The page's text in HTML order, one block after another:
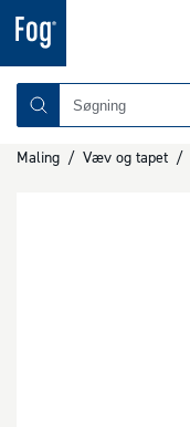
Maling / Væv og tapet /